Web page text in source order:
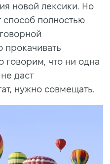
новой лексики. Но
способ полностью
прокачивать
говорим, что ни одна
даст
нужно совмещать.